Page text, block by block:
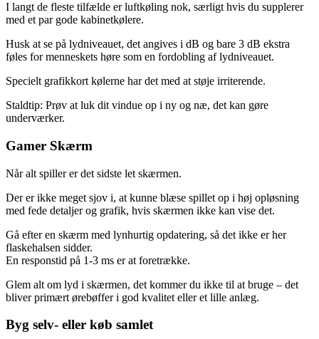
I langt de fleste tilfælde er luftkøling nok, særligt hvis du supplerer
med et par gode kabinetkølere.
Husk at se på lydniveauet, det angives i dB og bare 3 dB ekstra
føles for menneskets høre som en fordobling af lydniveauet.
Specielt grafikkort kølerne har det med at støje irriterende.
Staldtip: Prøv at luk dit vindue op i ny og næ, det kan gøre
underværker.
Gamer Skærm
Når alt spiller er det sidste let skærmen.
Der er ikke meget sjov i, at kunne blæse spillet op i høj opløsning
med fede detaljer og grafik, hvis skærmen ikke kan vise det.
Gå efter en skærm med lynhurtig opdatering, så det ikke er her
flaskehalsen sidder.
En responstid på 1-3 ms er at foretrække.
Glem alt om lyd i skærmen, det kommer du ikke til at bruge – det
bliver primært ørebøffer i god kvalitet eller et lille anlæg.
Byg selv- eller køb samlet